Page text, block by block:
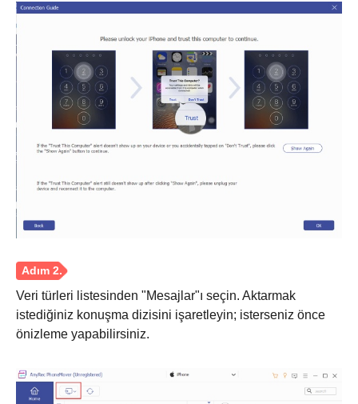
Aşama 1.
Veri türleri listesinden "Mesajlar"ı seçin. Aktarmak
istediğiniz konuşma dizisini işaretleyin; isterseniz önce
önizleme yapabilirsiniz.